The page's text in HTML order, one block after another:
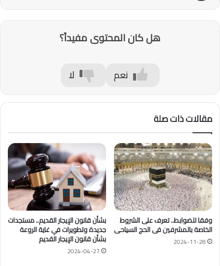
هل كان المحتوى مفيداً؟
نعم لا
مقالات ذات صلة
وفقا للضوابط.. تعرف على الشروط
الخاصة بالمشرفين فى الحج السياحى
2024-11-28
بشأن قانون الإيجار القديم.. مستجدات
جديدة وتطويرات في غاية الروعة
بشأن قانون الإيجار القديم
2024-04-27